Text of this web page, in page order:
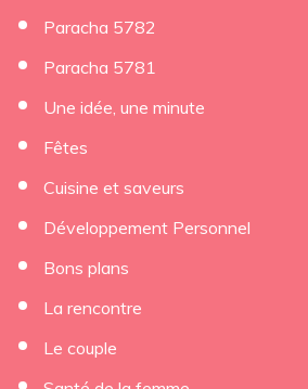
Paracha 5782
Paracha 5781
Une idée, une minute
Fêtes
Cuisine et saveurs
Développement Personnel
Bons plans
La rencontre
Le couple